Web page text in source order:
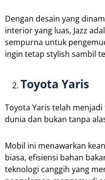
Dengan desain yang
interior yang luas, Jazz
sempurna untuk
ingin tetap stylish sambil
Toyota Yaris
Toyota Yaris telah
dunia dan bukan tanpa
Mobil ini menawarkan
biasa, efisiensi bahan
teknologi canggih yang